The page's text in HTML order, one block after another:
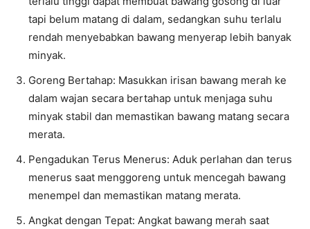
tapi belum matang di dalam, sedangkan suhu terlalu
rendah menyebabkan bawang menyerap lebih banyak
minyak.
Goreng Bertahap: Masukkan irisan bawang merah ke
dalam wajan secara bertahap untuk menjaga suhu
minyak stabil dan memastikan bawang matang secara
merata.
Pengadukan Terus Menerus: Aduk perlahan dan terus
menerus saat menggoreng untuk mencegah bawang
menempel dan memastikan matang merata.
Angkat dengan Tepat: Angkat bawang merah saat